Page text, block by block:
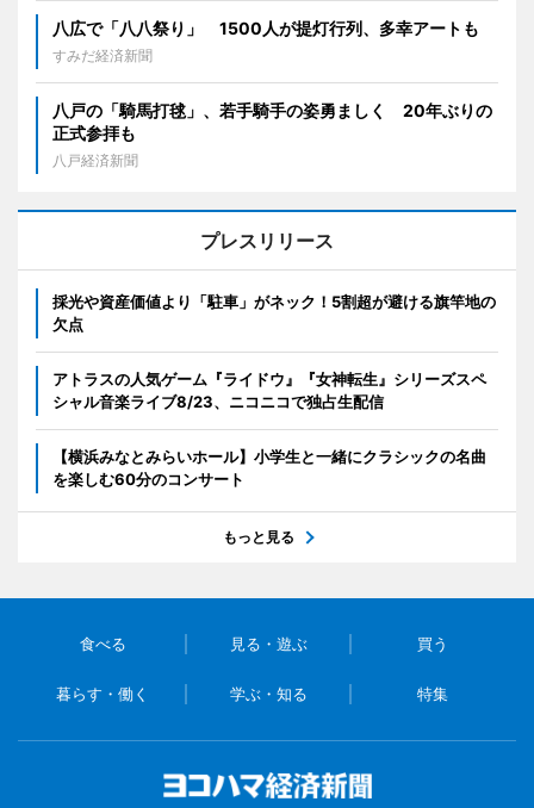
八広で「八八祭り」 1500人が提灯行列、多幸アートも
すみだ経済新聞
八戸の「騎馬打毬」、若手騎手の姿勇ましく 20年ぶりの
正式参拝も
八戸経済新聞
プレスリリース
採光や資産価値より「駐車」がネック！5割超が避ける旗竿地の
欠点
アトラスの人気ゲーム『ライドウ』『女神転生』シリーズスペ
シャル音楽ライブ8/23、ニコニコで独占生配信
【横浜みなとみらいホール】小学生と一緒にクラシックの名曲
を楽しむ60分のコンサート
もっと見る
食べる 見る・遊ぶ 買う
暮らす・働く 学ぶ・知る 特集